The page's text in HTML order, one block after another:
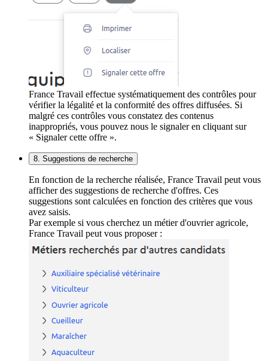
France Travail effectue systématiquement des contrôles pour
vérifier la légalité et la conformité des offres diffusées. Si
malgré ces contrôles vous constatez des contenus
inappropriés, vous pouvez nous le signaler en cliquant sur
« Signaler cette offre ».
8. Suggestions de recherche
En fonction de la recherche réalisée, France Travail peut vous
afficher des suggestions de recherche d'offres. Ces
suggestions sont calculées en fonction des critères que vous
avez saisis.
Par exemple si vous cherchez un métier d'ouvrier agricole,
France Travail peut vous proposer :